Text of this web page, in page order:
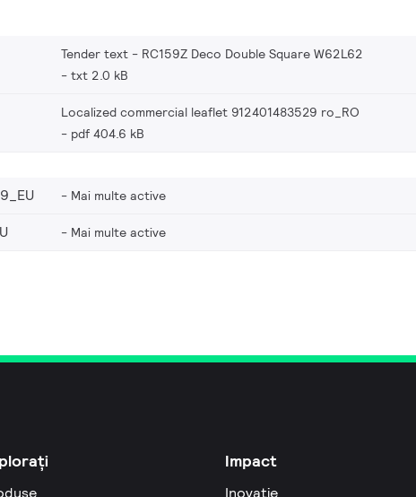
Tender text - RC159Z Deco Double Square W62L62
txt 2.0 kB
Localized commercial leaflet 912401483529 ro_RO
pdf 404.6 kB
Mai multe active
Mai multe active
Impact
Inovație